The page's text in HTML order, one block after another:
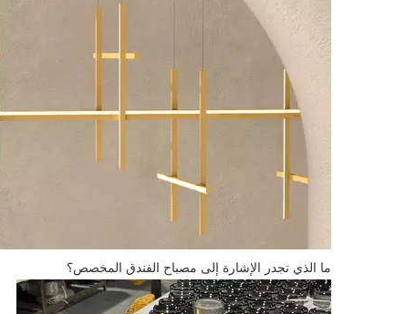
ما الذي تجدر الإشارة إلى مصباح الفندق المخصص؟